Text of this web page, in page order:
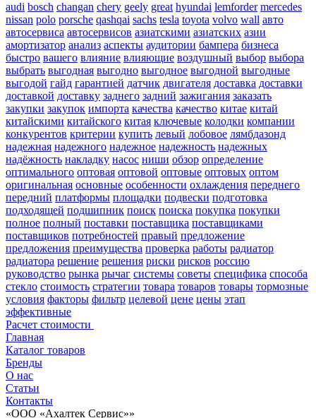
audi bosch changan chery geely great hyundai lemforder mercedes
nissan polo porsche qashqai sachs tesla toyota volvo wall авто
автосервиса автосервисов азиатскими азиатских азии
амортизатор анализ аспекты аудитории бампера бизнеса
быстро вашего влияние влияющие воздушный выбор выбора
выбрать выгодная выгодно выгодное выгодной выгодные
выгодой гайд гарантией датчик двигателя доставка доставки
доставкой доставку заднего задний зажигания заказать
закупки закупок импорта качества качество китае китай
китайскими китайского китая ключевые колодки компании
конкурентов критерии купить левый лобовое лямбдазонд
надежная надежного надежное надежность надежных
надёжность накладку насос ниши обзор определение
оптимального оптовая оптовой оптовые оптовых оптом
оригинальная основные особенности охлаждения переднего
передний платформы площадки подвески подготовка
подходящей подшипник поиск поиска покупка покупки
полное полный поставки поставщика поставщиками
поставщиков потребностей правый предложение
предложения преимущества проверка работы радиатор
радиатора решение решения риски рисков россию
руководство рынка рычаг системы советы специфика способа
стекло стоимость стратегии товара товаров товары тормозные
условия факторы фильтр целевой цене цены этап
эффективные
Расчет стоимости
Главная
Каталог товаров
Бренды
О нас
Статьи
Контакты
«ООО «Ахалтек Сервис»»